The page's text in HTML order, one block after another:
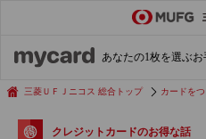
あなたの1枚を選ぶお
会社経費の支払い 効率化術
三菱ＵＦＪニコス 総合トップ カードを
クレジットカードのお得な話